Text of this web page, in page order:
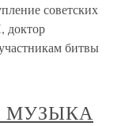
советских
доктор
битвы
МУЗЫКА